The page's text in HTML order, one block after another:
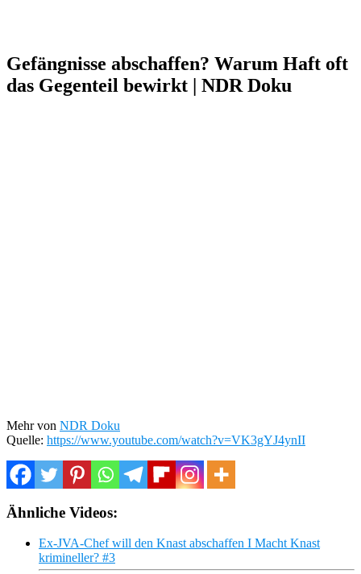
Gefängnisse abschaffen? Warum Haft oft
das Gegenteil bewirkt | NDR Doku
Mehr von NDR Doku
Quelle: https://www.youtube.com/watch?v=VK3gYJ4ynII
Ähnliche Videos:
Ex-JVA-Chef will den Knast abschaffen I Macht Knast
krimineller? #3